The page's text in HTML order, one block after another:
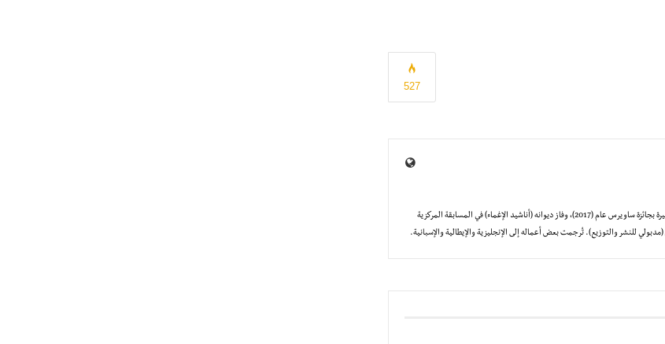
527
شاعر وروائي. وصلت مجموعته القصصية (زعربانة) إلى القائمة القصيرة بجائزة ساويرس عام (2017)، وفاز ديوانه (أناشيد الإغماء) في المسابقة المركزية